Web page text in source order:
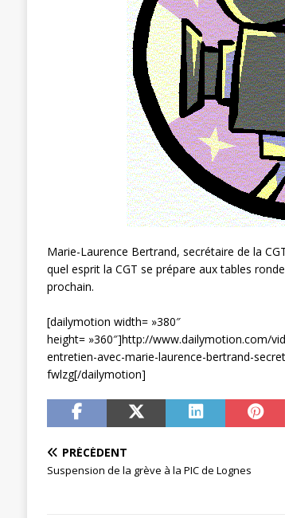
[ 3 janvier 2024 ]
Marie-Laurence Bertrand, secrétaire de la
quel esprit la CGT se prépare aux tables
prochain.
[dailymotion width= »380″
height= »360″]http://www.dailymotion.com/
entretien-avec-marie-laurence-bertrand-
fwlzg[/dailymotion]
PRÉCÉDENT
Suspension de la grève à la PIC de Lognes